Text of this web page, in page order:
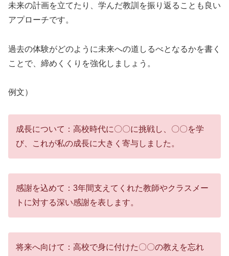
未来の計画を立てたり、学んだ教訓を振り返ることも良い
アプローチです。
過去の体験がどのように未来への道しるべとなるかを書く
ことで、締めくくりを強化しましょう。
例文）
成長について：高校時代に〇〇に挑戦し、〇〇を学
び、これが私の成長に大きく寄与しました。
感謝を込めて：3年間支えてくれた教師やクラスメー
トに対する深い感謝を表します。
将来へ向けて：高校で身に付けた〇〇の教えを忘れ